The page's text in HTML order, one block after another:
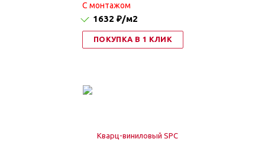
C монтажом
1632 ₽/м2
ПОКУПКА В 1 КЛИК